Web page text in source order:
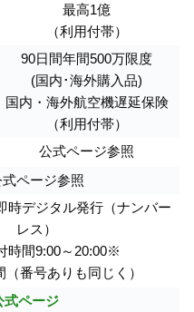
最高1億
（利用付帯）
90日間年間500万限度
(国内･海外購入品)
国内・海外航空機遅延保険
（利用付帯）
公式ページ参照
式ページ参照
時デジタル発行（ナンバー
レス）
時間9:00～20:00※
番号ありも同じく）
式ページ